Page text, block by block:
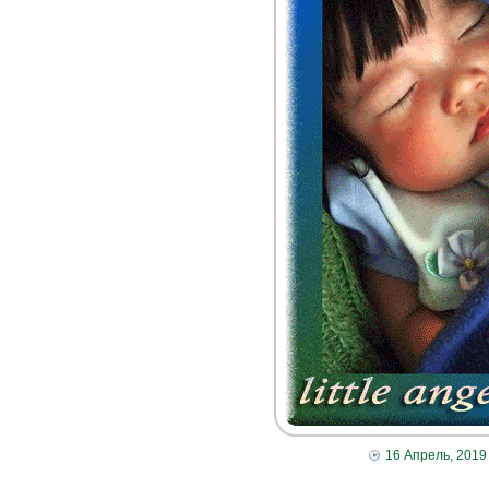
16 Апрель, 2019